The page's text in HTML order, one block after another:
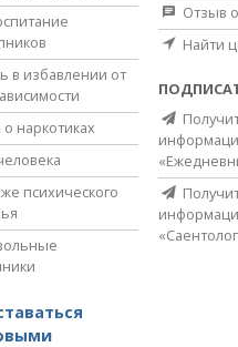
в избавлении от
наркотиках
психического
Отзыв
Найти